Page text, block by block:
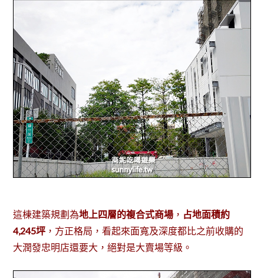
這棟建築規劃為地上四層的複合式商場 ， 占地面積約
4,245坪 ，方正格局，看起來面寬及深度都比之前收購的
大潤發忠明店還要大，絕對是大賣場等級。